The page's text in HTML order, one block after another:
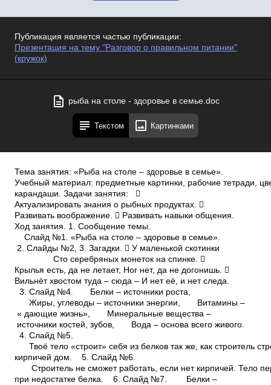
Публикация является частью публикации:
Презентация на тему "Разговор о правильном питании"
(кружок)
рыба на столе - здоровье в семье.doc
Текстом Картинками
Тема занятия: «Рыба на столе – здоровье в семье».
Учебный материал: предметные картинки, рабочие тетради,
карандаши. Задачи занятия: 
Актуализировать знания о рыбных продуктах. 
Развивать воображение.  Развивать навыки общения.
Ход занятия. 1. Сообщение темы.
Слайд №1. «Рыба на столе – здоровье в семье».
2. Слайды №2, 3. Загадки.  У маленькой скотинки
Сто серебряных монеток на спинке. 
Крылья есть, да не летает, Ног нет, да не догонишь. 
Вильнёт хвостом туда – сюда – И нет её, и нет следа.
3. Слайд №4. Белки – источники роста,
Жиры, углеводы – источники энергии, Витамины –
« дающие жизнь», Минеральные вещества –
источники костей, зубов, Вода – основа всего живого.
4. Слайд №5.
Твоё тело «строит» себя из белков так же, как
кирпичей дом. 5. Слайд №6.
Строитель не сможет работать, если нет кирпичей. Тело
при недостатке белка. 6. Слайд №7. Белки –